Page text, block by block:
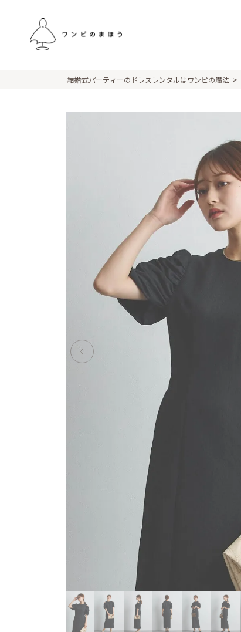
結婚式パーティーのドレスレンタルはワンピの魔法